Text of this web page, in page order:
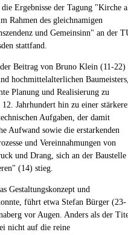
Ergebnisse der Tagung "Kirche
Rahmen des gleichnamigen
und Gemeinsinn" an der
stattfand.
Beitrag von Bruno Klein (11-22)
hochmittelalterlichen
Planung und Realisierung zu
Jahrhundert hin zu einer
Aufgaben, der damit
Aufwand sowie die erstarkenden
und Vereinnahmungen von
und Drang, sich an der Baustelle
(14) stieg.
Gestaltungskonzept und
führt etwa Stefan Bürger (23-
vor Augen. Anders als der
nicht auf die reine